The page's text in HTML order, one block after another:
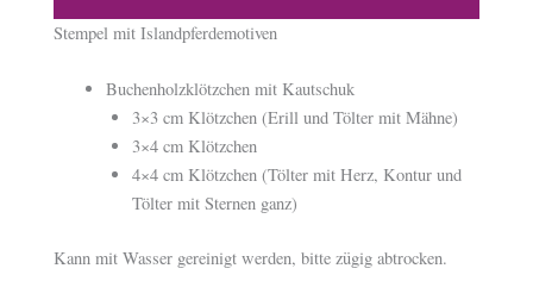
Stempel mit Islandpferdemotiven
Buchenholzklötzchen mit Kautschuk
3×3 cm Klötzchen (Erill und Tölter mit Mähne)
3×4 cm Klötzchen
4×4 cm Klötzchen (Tölter mit Herz, Kontur und
Tölter mit Sternen ganz)
Kann mit Wasser gereinigt werden, bitte zügig abtrocken.